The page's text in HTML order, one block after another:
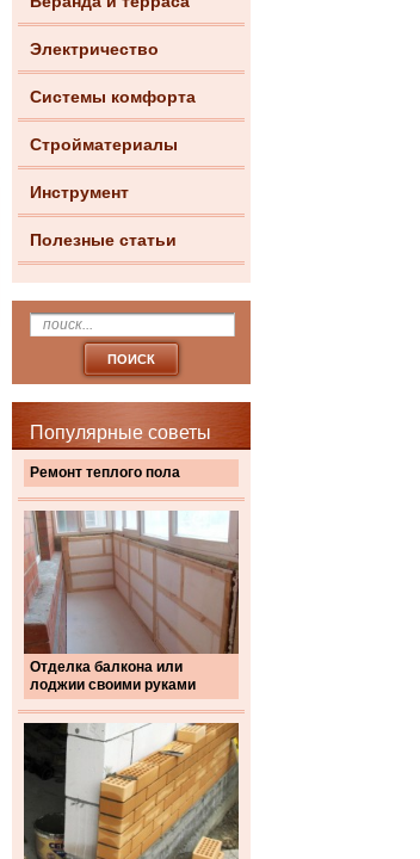
Электричество
Системы комфорта
Стройматериалы
Инструмент
Полезные статьи
Популярные советы
Ремонт теплого пола
Отделка балкона или
лоджии своими руками